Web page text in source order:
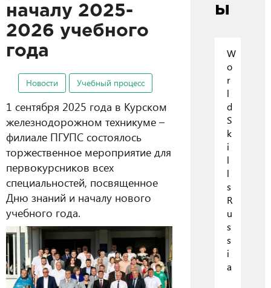
началу 2025-
2026 учебного
года
Новости Учебный процесс
1 сентября 2025 года в Курском
железнодорожном техникуме –
филиале ПГУПС состоялось
торжественное мероприятие для
первокурсников всех
специальностей, посвященное
Дню знаний и началу нового
учебного года.
ы
W
o
r
l
d
S
k
i
l
l
s
R
u
s
s
i
a